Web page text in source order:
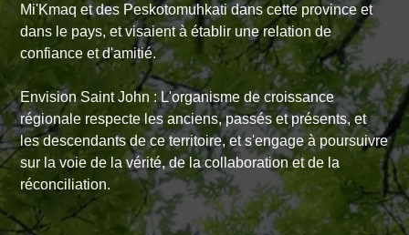
Mi'Kmaq et des Peskotomuhkati dans cette province et
dans le pays, et visaient à établir une relation de
confiance et d'amitié.
Envision Saint John : L'organisme de croissance
régionale respecte les anciens, passés et présents, et
les descendants de ce territoire, et s'engage à poursuivre
sur la voie de la vérité, de la collaboration et de la
réconciliation.